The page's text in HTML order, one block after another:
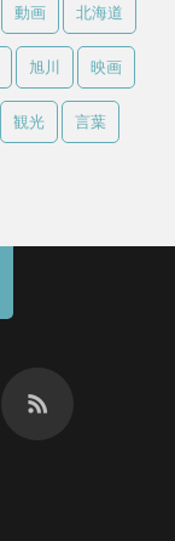
動画 北海道
旭川 映画
観光 言葉